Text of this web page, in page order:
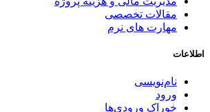
مقالات تخصصی
مهارت های نرم
اطلاعات
نام‌نویسی
ورود
خوراک ورودی‌ها